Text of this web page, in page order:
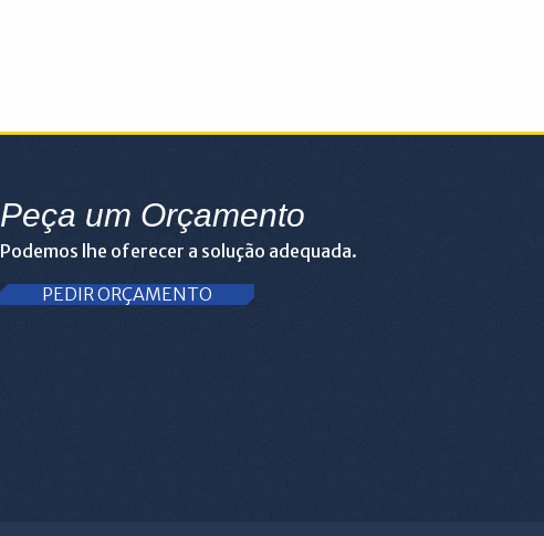
Peça um Orçamento
Podemos lhe oferecer a solução adequada.
PEDIR ORÇAMENTO